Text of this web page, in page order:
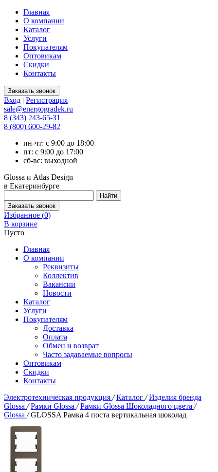
Главная
О компании
Каталог
Услуги
Покупателям
Оптовикам
Скидки
Контакты
Вход | Регистрация
sale@energogradek.ru
8 (343) 243-65-31
8 (800) 600-29-82
пн-чт: с 9:00 до 18:00
пт: с 9:00 до 17:00
сб-вс: выходной
Glossa и Atlas Design
в Екатеринбурге
Избранное (0)
В корзине
Пусто
Главная
О компании
Реквизиты
Коллектив
Вакансии
Новости
Каталог
Услуги
Покупателям
Доставка
Оплата
Обмен и возврат
Часто задаваемые вопросы
Оптовикам
Скидки
Контакты
Электротехническая продукция / Каталог / Изделия бренда
Glossa / Рамки Glossa / Рамки Glossa Шоколадного цвета /
Glossa / GLOSSA Рамка 4 поста вертикальная шоколад